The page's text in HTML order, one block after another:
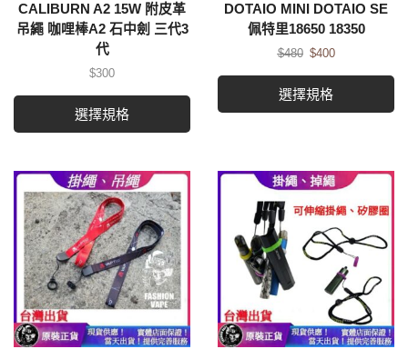
CALIBURN A2 15W 附皮革
吊繩 咖哩棒A2 石中劍 三代3
代
$300
選擇規格
DOTAIO MINI DOTAIO SE
佩特里18650 18350
$480 $400
選擇規格